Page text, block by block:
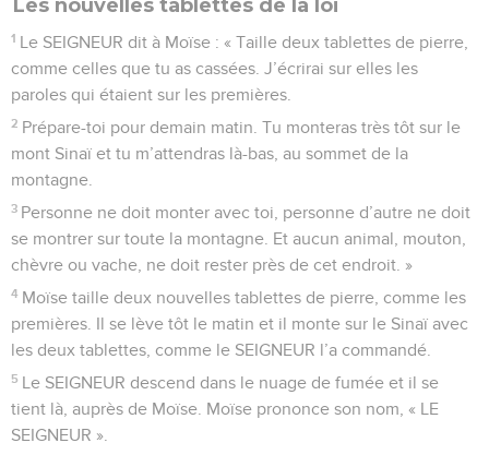
Les nouvelles tablettes de la loi
1 Le SEIGNEUR dit à Moïse : « Taille deux tablettes de pierre,
comme celles que tu as cassées. J’écrirai sur elles les
paroles qui étaient sur les premières.
2 Prépare-toi pour demain matin. Tu monteras très tôt sur le
mont Sinaï et tu m’attendras là-bas, au sommet de la
montagne.
3 Personne ne doit monter avec toi, personne d’autre ne doit
se montrer sur toute la montagne. Et aucun animal, mouton,
chèvre ou vache, ne doit rester près de cet endroit. »
4 Moïse taille deux nouvelles tablettes de pierre, comme les
premières. Il se lève tôt le matin et il monte sur le Sinaï avec
les deux tablettes, comme le SEIGNEUR l’a commandé.
5 Le SEIGNEUR descend dans le nuage de fumée et il se
tient là, auprès de Moïse. Moïse prononce son nom, « LE
SEIGNEUR ».